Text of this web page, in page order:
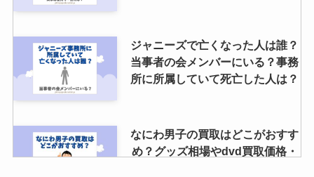
ジャニーズで亡くなった人は誰？
当事者の会メンバーにいる？事務
所に所属していて死亡した人は？
なにわ男子の買取はどこがおすす
め？グッズ相場やdvd買取価格・